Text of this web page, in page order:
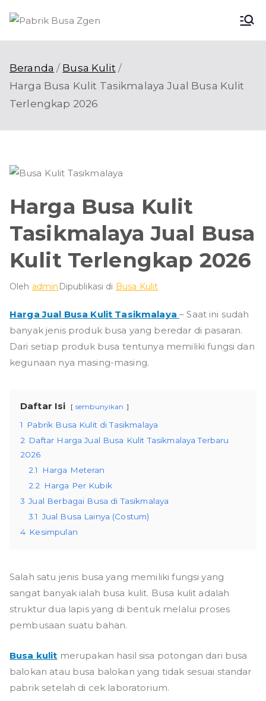
ke
konten
Pabri
Busa
Zgen
Beranda
Busa Kulit
Harga Busa Kulit Tasikmalaya Jual Busa Kulit
Terlengkap 2026
Harga Busa Kulit
Tasikmalaya Jual Busa
Kulit Terlengkap 2026
Oleh admin Dipublikasi di Busa Kulit
Harga Jual Busa Kulit Tasikmalaya– Saat ini sudah
banyak jenis produk busa yang beredar di pasaran.
Dari setiap produk busa tentunya memiliki fungsi dan
kegunaan nya masing-masing.
Daftar Isi sembunyikan
1
Pabrik Busa Kulit di Tasikmalaya
2 Daftar Harga Jual Busa Kulit Tasikmalaya Terbaru
2026
2.1
Harga Meteran
2.2
Harga Per Kubik
3 Jual Berbagai Busa di Tasikmalaya
3.1 Jual Busa Lainya (Costum)
4 Kesimpulan
Salah satu jenis busa yang memiliki fungsi yang
sangat banyak ialah busa kulit. Busa kulit adalah
struktur dua lapis yang di bentuk melalui proses
pembusaan suatu bahan.
Busa kulit merupakan hasil sisa potongan dari busa
balokan atau busa balokan yang tidak sesuai standar
pabrik setelah di cek laboratorium.